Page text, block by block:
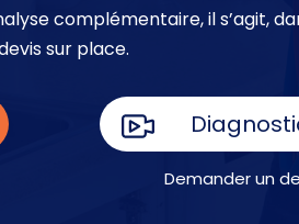
complémentaire, il s’agit,
sur place.
Demander un